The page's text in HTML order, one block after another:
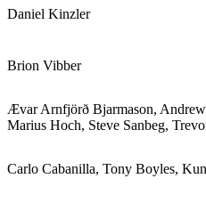
Daniel Kinzler
Brion Vibber
Ævar Arnfjörð Bjarmason,
Marius Hoch, Steve Sanbeg,
Carlo Cabanilla, Tony Boyles,